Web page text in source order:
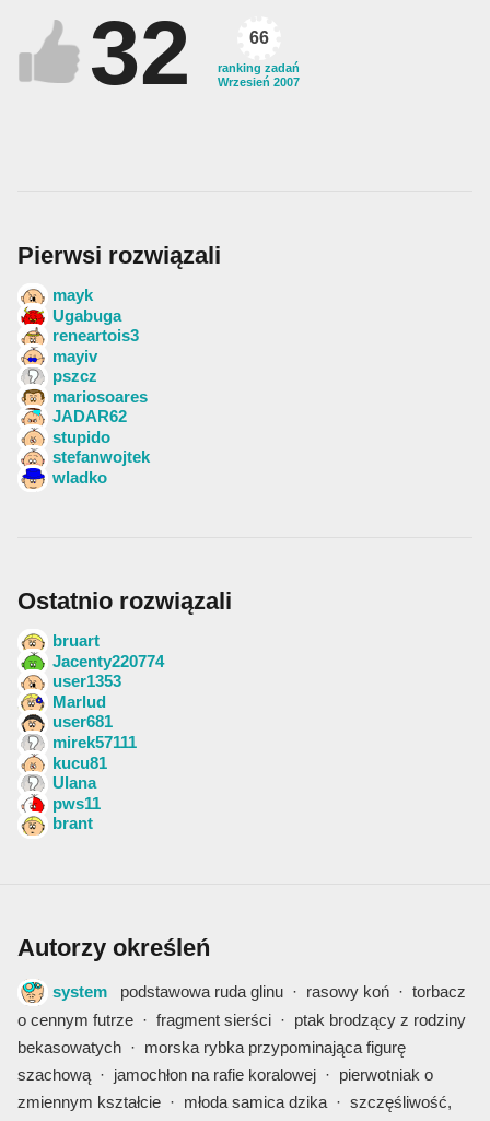
32 66
ranking zadań
Wrzesień 2007
Pierwsi rozwiązali
mayk
Ugabuga
reneartois3
mayiv
pszcz
mariosoares
JADAR62
stupido
stefanwojtek
wladko
Ostatnio rozwiązali
bruart
Jacenty220774
user1353
Marlud
user681
mirek57111
kucu81
Ulana
pws11
brant
Autorzy określeń
system podstawowa ruda glinu · rasowy koń · torbacz
o cennym futrze · fragment sierści · ptak brodzący z rodziny
bekasowatych · morska rybka przypominająca figurę
szachową · jamochłon na rafie koralowej · pierwotniak o
zmiennym kształcie · młoda samica dzika · szczęśliwość,